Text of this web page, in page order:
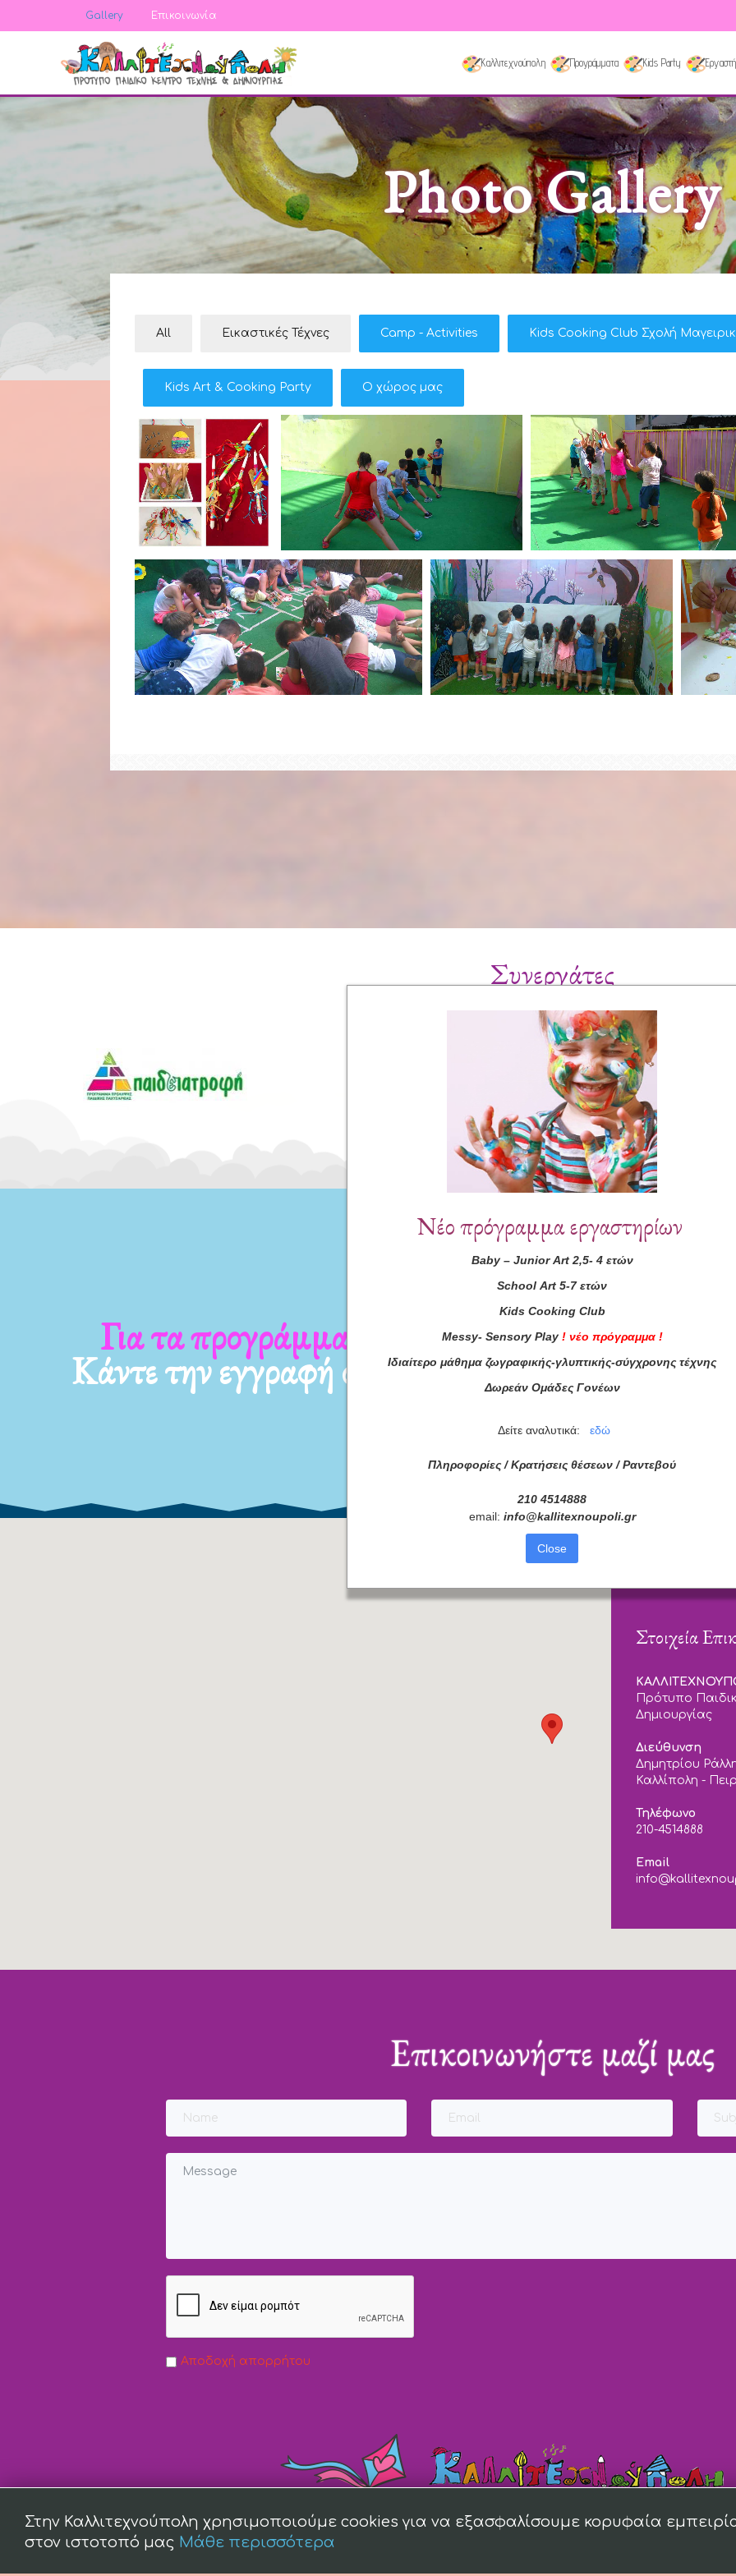
Gallery Επικοινωνία
Καλλιτεχνούπολη Προγράμματα Kids Party
Photo Gallery
All Εικαστικές Τέχνες Camp - Activities Kids Cooking Club Σχολή
Kids Art & Cooking Party Ο χώρος μας
Συνεργάτες
μαςΓια τα προγράμματά μας
Κάντε την εγγραφή σας τώρα! Συμφωνώ με τους
Στοιχεία
Πρότυπο
Δημιουργίας
Διεύθυνση
Δημητρίου
Καλλίπολη -
Τηλέφωνο
210-4514888
Email
Επικοινωνήστε μαζί μας
Αποδοχή απορρήτου
Νέο πρόγραμμα εργαστηρίων
Baby– Junior Art2,5- 4 ετών
School Art 5-7 ετών
Kids Cooking Club
Messy- Sensory Play ! νέο πρόγραμμα !
Ιδιαίτερο μάθημα ζωγραφικής-γλυπτικής-σύγχρονης τέχνης
Δωρεάν Ομάδες Γονέων
Δείτε αναλυτικά: εδώ
Πληροφορίες / Κρατήσεις θέσεων / Ραντεβού
210 4514888
email: info@kallitexnoupoli.gr
Close
Στην Καλλιτεχνούπολη χρησιμοποιούμε cookies για να εξασφαλίσουμε κορυφαία
στον ιστοτοπό μας Μάθε περισσότερα